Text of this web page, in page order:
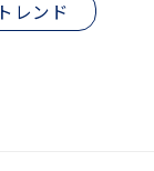
レンド